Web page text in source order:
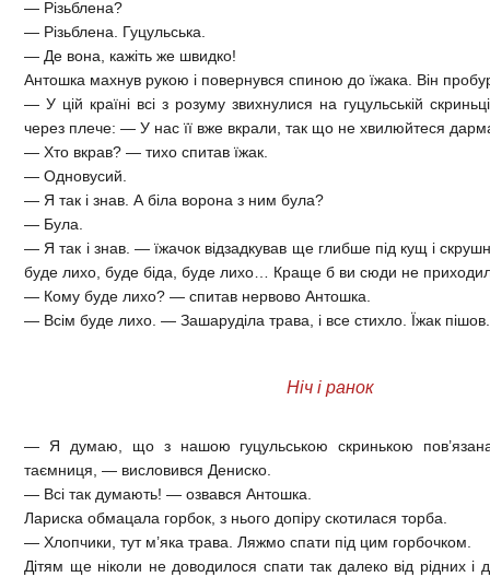
— Різьблена?
— Різьблена. Гуцульська.
— Де вона, кажіть же швидко!
Антошка махнув рукою і повернувся спиною до їжака. Він
— У цій країні всі з розуму звихнулися на гуцульській
через плече: — У нас її вже вкрали, так що не хвилюйтеся
— Хто вкрав? — тихо спитав їжак.
— Одновусий.
— Я так і знав. А біла ворона з ним була?
— Була.
— Я так і знав. — їжачок відзадкував ще глибше під кущ і
буде лихо, буде біда, буде лихо… Краще б ви сюди не
— Кому буде лихо? — спитав нервово Антошка.
— Всім буде лихо. — Зашаруділа трава, і все стихло. Їжак пішов.
Ніч і ранок
— Я думаю, що з нашою гуцульською скринькою
таємниця, — висловився Дениско.
— Всі так думають! — озвався Антошка.
Лариска обмацала горбок, з нього допіру скотилася торба.
— Хлопчики, тут м’яка трава. Ляжмо спати під цим горбочком.
Дітям ще ніколи не доводилося спати так далеко від рідних і